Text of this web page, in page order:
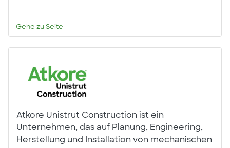
Gehe zu Seite
Atkore Unistrut Construction ist ein
Unternehmen, das auf Planung, Engineering,
Herstellung und Installation von mechanischen